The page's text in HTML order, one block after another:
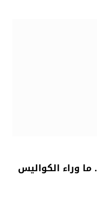
وراء الكواليس